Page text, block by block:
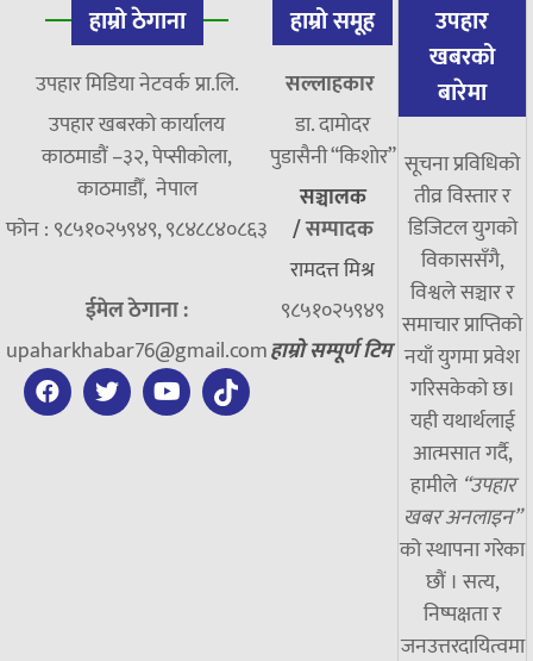
हाम्रो ठेगाना
उपहार मिडिया नेटवर्क प्रा.लि.
उपहार खबरको कार्यालय
काठमाडौं –३२, पेप्सीकोला,
काठमाडौँ, नेपाल
फोन : ९८५१०२५९४९, ९८४८८४०८६३
ईमेल ठेगाना :
upaharkhabar76@gmail.com
हाम्रो समूह
सल्लाहकार
डा. दामाेदर
पुडासैनी “किशाेर”
सञ्चालक
/सम्पादक
रामदत्त मिश्र
९८५१०२५९४९
हाम्रो सम्पूर्ण टिम
उपहार
खबरको
बारेमा
सूचना प्रविधिको
तीव्र विस्तार र
डिजिटल युगको
विकाससँगै,
विश्वले सञ्चार र
समाचार प्राप्तिको
नयाँ युगमा प्रवेश
गरिसकेको छ।
यही यथार्थलाई
आत्मसात गर्दै,
हामीले “उपहार
खबर अनलाइन”
को स्थापना गरेका
छौं । सत्य,
निष्पक्षता र
जनउत्तरदायित्वमा